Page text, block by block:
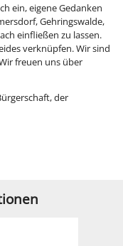
ein, eigene Gedanken
Gehringswalde,
einfließen zu lassen.
verknüpfen. Wir sind
freuen uns über
der